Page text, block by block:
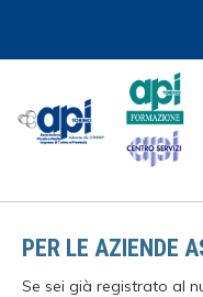
PER LE AZIENDE
Se sei già registrato al